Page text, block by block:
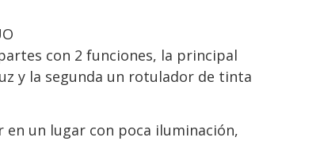
con 2 funciones, la principal
y la segunda un rotulador de tinta
en un lugar con poca iluminación,